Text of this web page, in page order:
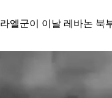
엘군이 이날 레바논